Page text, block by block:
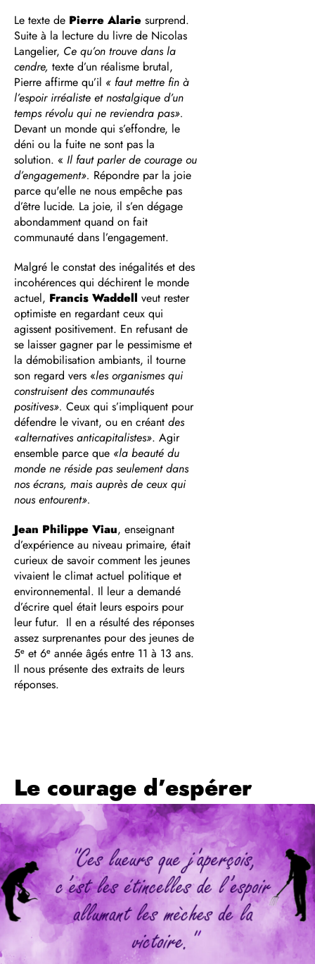
Le texte de Pierre Alarie surprend.
Suite à la lecture du livre de Nicolas
Langelier, Ce qu’on trouve dans la
cendre, texte d’un réalisme brutal,
Pierre affirme qu’il « faut mettre fin à
l’espoir irréaliste et nostalgique d’un
temps révolu qui ne reviendra pas».
Devant un monde qui s’effondre, le
déni ou la fuite ne sont pas la
solution. « Il faut parler de courage ou
d’engagement». Répondre par la joie
parce qu'elle ne nous empêche pas
d’être lucide. La joie, il s’en dégage
abondamment quand on fait
communauté dans l’engagement.
Malgré le constat des inégalités et des
incohérences qui déchirent le monde
actuel, Francis Waddell veut rester
optimiste en regardant ceux qui
agissent positivement. En refusant de
se laisser gagner par le pessimisme et
la démobilisation ambiants, il tourne
son regard vers «les organismes qui
construisent des communautés
positives». Ceux qui s’impliquent pour
défendre le vivant, ou en créant des
«alternatives anticapitalistes». Agir
ensemble parce que «la beauté du
monde ne réside pas seulement dans
nos écrans, mais auprès de ceux qui
nous entourent».
Jean Philippe Viau, enseignant
d’expérience au niveau primaire, était
curieux de savoir comment les jeunes
vivaient le climat actuel politique et
environnemental. Il leur a demandé
d’écrire quel était leurs espoirs pour
leur futur. Il en a résulté des réponses
assez surprenantes pour des jeunes de
5e et 6e année âgés entre 11 à 13 ans.
Il nous présente des extraits de leurs
réponses.
Le courage d’espérer